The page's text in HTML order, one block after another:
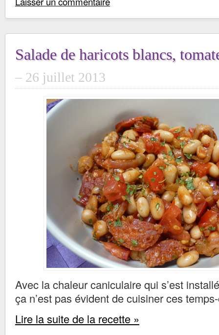
Salade de haricots blancs,
26 juillet 2013
Avec la chaleur caniculaire qui s’est
ça n’est pas évident de cuisiner ces
Lire la suite de la recette »